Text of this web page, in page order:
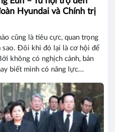
Hyundai và Chính trị
cũng là tiêu cực, quan trọng
sao. Đôi khi đó lại là cơ hội để
không có nghịch cảnh, bản
biết mình có năng lực...